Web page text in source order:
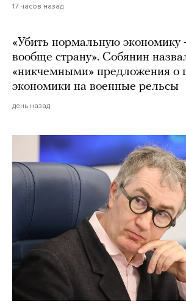
17 часов назад
«Убить нормальную экономику
вообще страну». Собянин
«никчемными» предложения о
экономики на военные рельсы
день назад